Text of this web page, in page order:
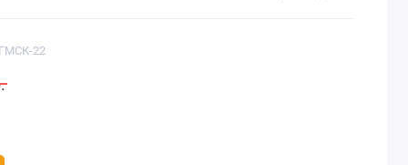
22